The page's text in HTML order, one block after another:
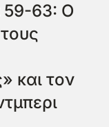
59-63: Ο
και τον